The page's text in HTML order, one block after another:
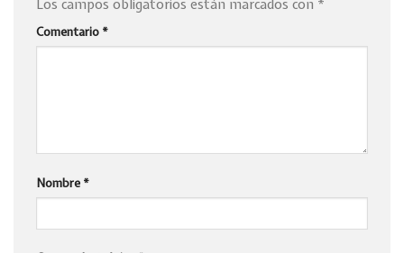
Los campos obligatorios están marcados con *
Comentario *
Nombre *